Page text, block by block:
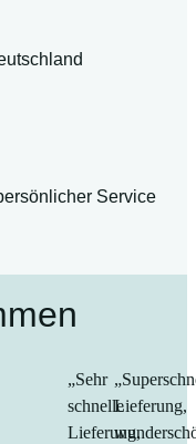
Service
„Sehr
schnelle
Lieferung,
Lieferung,